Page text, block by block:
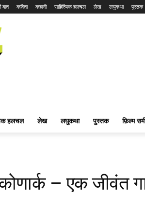
बात कविता कहानी साहित्यिक हलचल लेख लघुकथा पुस्तक
हलचल लेख लघुकथा पुस्तक फ़िल्म
– एक जीवंत